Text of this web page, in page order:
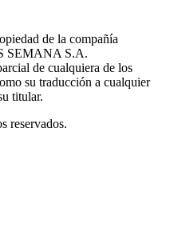
de la compañía
SEMANA S.A.
de cualquiera de los
su traducción a cualquier
titular.
reservados.